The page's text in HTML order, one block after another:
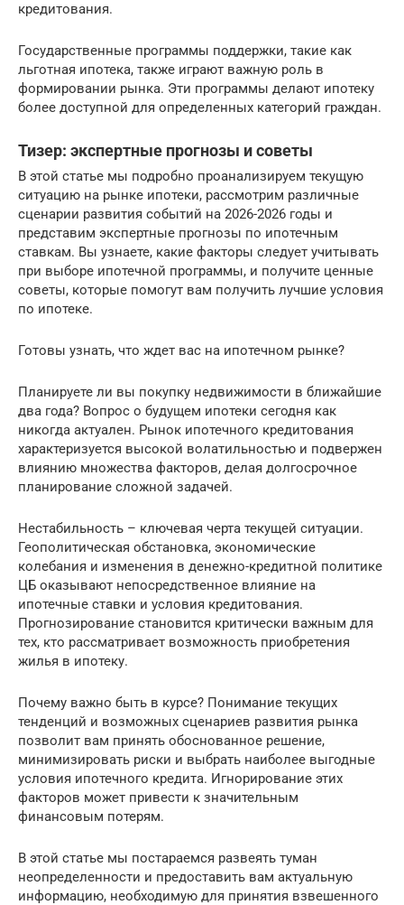
кредитования.
Государственные программы поддержки, такие как
льготная ипотека, также играют важную роль в
формировании рынка. Эти программы делают ипотеку
более доступной для определенных категорий граждан.
Тизер: экспертные прогнозы и советы
В этой статье мы подробно проанализируем текущую
ситуацию на рынке ипотеки, рассмотрим различные
сценарии развития событий на 2026-2026 годы и
представим экспертные прогнозы по ипотечным
ставкам. Вы узнаете, какие факторы следует учитывать
при выборе ипотечной программы, и получите ценные
советы, которые помогут вам получить лучшие условия
по ипотеке.
Готовы узнать, что ждет вас на ипотечном рынке?
Планируете ли вы покупку недвижимости в ближайшие
два года? Вопрос о будущем ипотеки сегодня как
никогда актуален. Рынок ипотечного кредитования
характеризуется высокой волатильностью и подвержен
влиянию множества факторов, делая долгосрочное
планирование сложной задачей.
Нестабильность – ключевая черта текущей ситуации.
Геополитическая обстановка, экономические
колебания и изменения в денежно-кредитной политике
ЦБ оказывают непосредственное влияние на
ипотечные ставки и условия кредитования.
Прогнозирование становится критически важным для
тех, кто рассматривает возможность приобретения
жилья в ипотеку.
Почему важно быть в курсе? Понимание текущих
тенденций и возможных сценариев развития рынка
позволит вам принять обоснованное решение,
минимизировать риски и выбрать наиболее выгодные
условия ипотечного кредита. Игнорирование этих
факторов может привести к значительным
финансовым потерям.
В этой статье мы постараемся развеять туман
неопределенности и предоставить вам актуальную
информацию, необходимую для принятия взвешенного